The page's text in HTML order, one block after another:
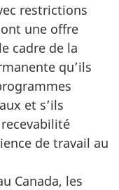
restrictions
une offre
cadre de la
qu’ils
et s’ils
de travail au
Canada, les